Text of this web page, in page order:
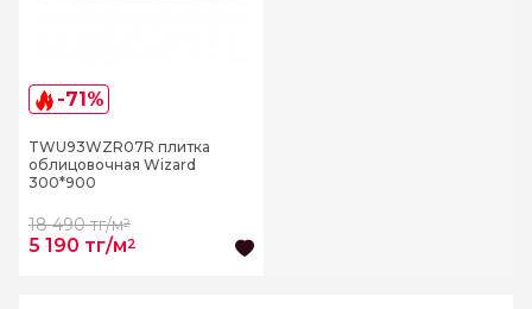
-71%
TWU93WZR07R плитка
облицовочная Wizard
300*900
5 190 тг/м2
18 490 тг/м2